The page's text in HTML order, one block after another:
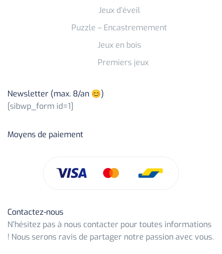
Jeux d’éveil
Puzzle – Encastremement
Jeux en bois
Premiers jeux
Newsletter (max. 8/an 😊)
[sibwp_form id=1]
Moyens de paiement
Contactez-nous
N’hésitez pas à nous contacter pour toutes informations
! Nous serons ravis de partager notre passion avec vous.